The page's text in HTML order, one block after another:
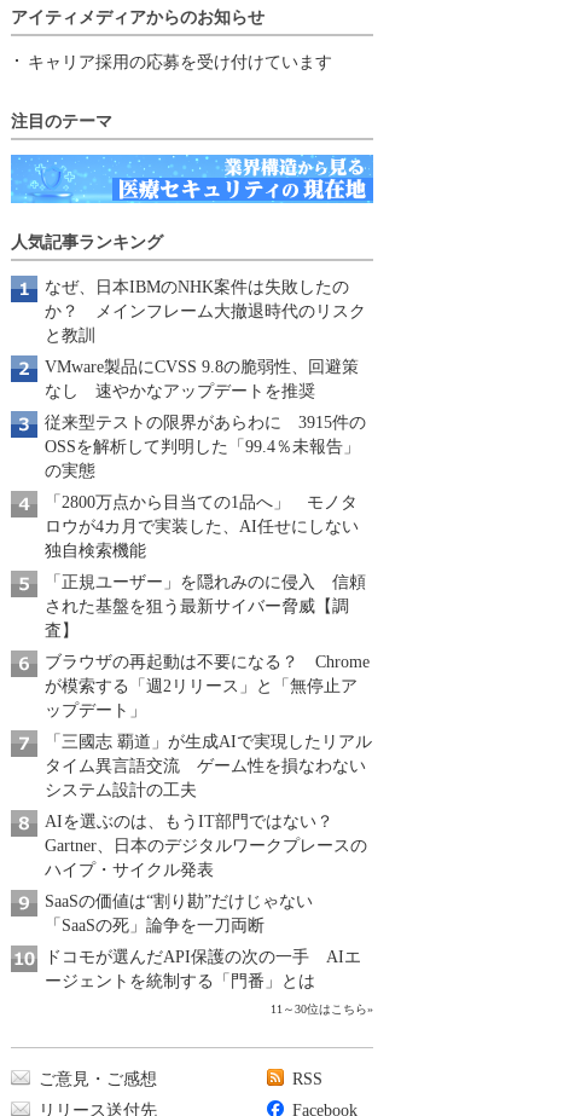
アイティメディアからのお知らせ
キャリア採用の応募を受け付けています
注目のテーマ
人気記事ランキング
なぜ、日本IBMのNHK案件は失敗したの
か？ メインフレーム大撤退時代のリスク
と教訓
VMware製品にCVSS 9.8の脆弱性、回避策
なし 速やかなアップデートを推奨
従来型テストの限界があらわに 3915件の
OSSを解析して判明した「99.4％未報告」
の実態
「2800万点から目当ての1品へ」 モノタ
ロウが4カ月で実装した、AI任せにしない
独自検索機能
「正規ユーザー」を隠れみのに侵入 信頼
された基盤を狙う最新サイバー脅威【調
査】
ブラウザの再起動は不要になる？ Chrome
が模索する「週2リリース」と「無停止ア
ップデート」
「三國志 覇道」が生成AIで実現したリアル
タイム異言語交流 ゲーム性を損なわない
システム設計の工夫
AIを選ぶのは、もうIT部門ではない？
Gartner、日本のデジタルワークプレースの
ハイプ・サイクル発表
SaaSの価値は“割り勘”だけじゃない
「SaaSの死」論争を一刀両断
ドコモが選んだAPI保護の次の一手 AIエ
ージェントを統制する「門番」とは
11～30位はこちら»
ご意見・ご感想
リリース送付先
RSS
Facebook